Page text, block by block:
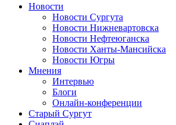
Новости
Новости Сургута
Новости Нижневартовска
Новости Нефтеюганска
Новости Ханты-Мансийска
Новости Югры
Мнения
Интервью
Блоги
Онлайн-конференции
Старый Сургут